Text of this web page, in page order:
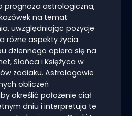
prognoza astrologiczna,
na temat
uwzględniając pozycje
różne aspekty życia.
dziennego opiera się na
Słońca i Księżyca w
zodiaku. Astrologowie
obliczeń
określić położenie ciał
dniu i interpretują te